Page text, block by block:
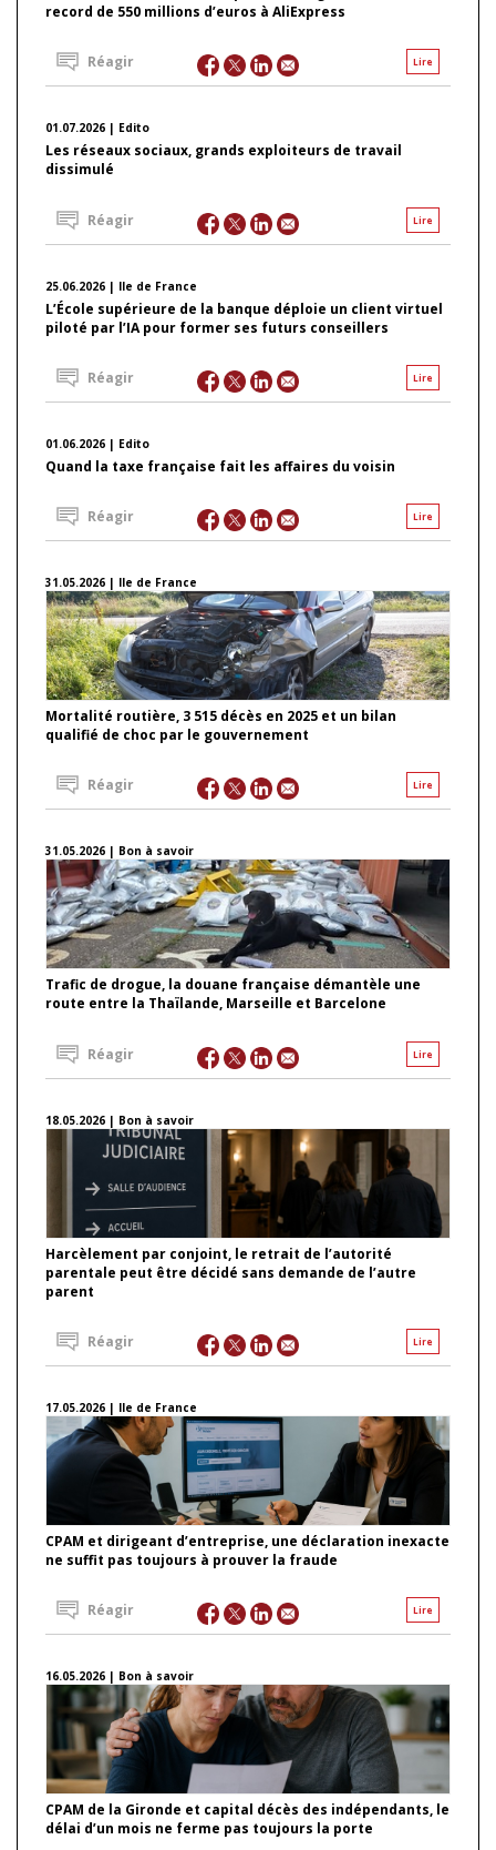
record de 550 millions d’euros à AliExpress
Lire
Réagir
01.07.2026 | Edito
Les réseaux sociaux, grands exploiteurs de travail
dissimulé
Lire
Réagir
25.06.2026 | Ile de France
L’École supérieure de la banque déploie un client virtuel
piloté par l’IA pour former ses futurs conseillers
Lire
Réagir
01.06.2026 | Edito
Quand la taxe française fait les affaires du voisin
Lire
Réagir
31.05.2026 | Ile de France
Mortalité routière, 3 515 décès en 2025 et un bilan
qualifié de choc par le gouvernement
Lire
Réagir
31.05.2026 | Bon à savoir
Trafic de drogue, la douane française démantèle une
route entre la Thaïlande, Marseille et Barcelone
Lire
Réagir
18.05.2026 | Bon à savoir
Harcèlement par conjoint, le retrait de l’autorité
parentale peut être décidé sans demande de l’autre
parent
Lire
Réagir
17.05.2026 | Ile de France
CPAM et dirigeant d’entreprise, une déclaration inexacte
ne suffit pas toujours à prouver la fraude
Lire
Réagir
16.05.2026 | Bon à savoir
CPAM de la Gironde et capital décès des indépendants, le
délai d’un mois ne ferme pas toujours la porte